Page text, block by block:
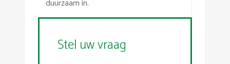
duurzaam in.
Stel uw vraag